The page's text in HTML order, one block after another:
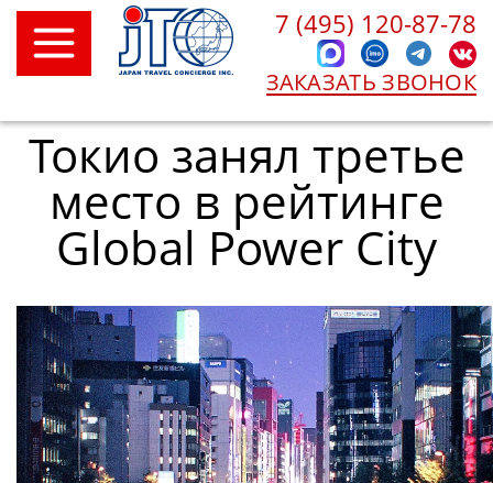
7 (495) 120-87-78
ЗАКАЗАТЬ ЗВОНОК
Токио занял третье
место в рейтинге
Global Power City